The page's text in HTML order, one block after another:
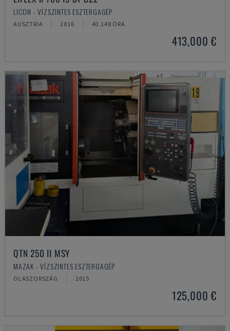
LICON - VÍZSZINTES ESZTERGAGÉP
AUSZTRIA 2016 40.148 ÓRA
413,000 €
QTN 250 II MSY
MAZAK - VÍZSZINTES ESZTERGAGÉP
OLASZORSZÁG 2015
125,000 €